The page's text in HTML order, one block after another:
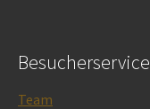
Besucherservice
Team